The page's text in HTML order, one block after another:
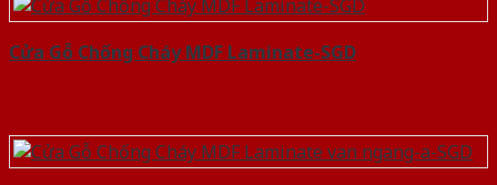
Cửa Gỗ Chống Cháy MDF Laminate-SGD